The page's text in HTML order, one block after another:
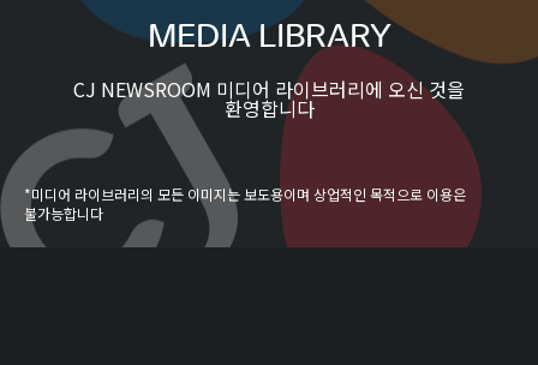
MEDIA LIBRARY
CJ NEWSROOM 미디어 라이브러리에 오신 것을
환영합니다
*미디어 라이브러리의 모든 이미지는 보도용이며 상업적인 목적으로 이용은
불가능합니다